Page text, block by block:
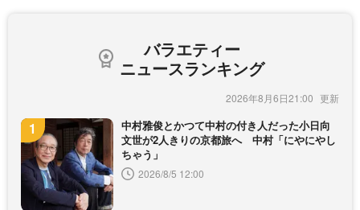
バラエティー
ニュースランキング
2026年8月6日21:00
中村雅俊とかつて中村の付き人だった小日向
文世が2人きりの京都旅へ 中村「にやにやし
ちゃう」
2026/8/5 12:00